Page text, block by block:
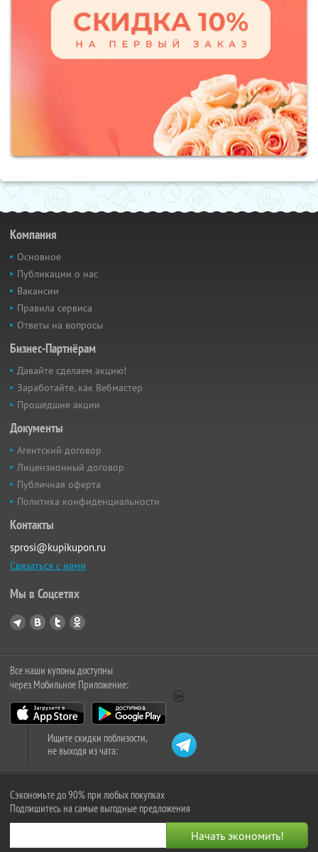
Компания
Основное
Публикации о нас
Вакансии
Правила сервиса
Ответы на вопросы
Бизнес-Партнёрам
Давайте сделаем акцию!
Заработайте, как Вебмастер
Прошедшие акции
Документы
Агентский договор
Лицензионный договор
Публичная оферта
Политика конфиденциальности
Контакты
sprosi@kupikupon.ru
Связаться с нами
Мы в Соцсетях
Все наши купоны доступны
через Мобильное Приложение:
Ищите скидки поблизости,
не выходя из чата:
Сэкономьте до 90% при любых покупках
Подпишитесь на самые выгодные предложения